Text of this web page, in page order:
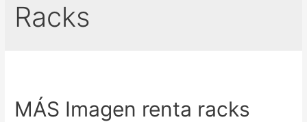
Racks
MÁS Imagen renta racks